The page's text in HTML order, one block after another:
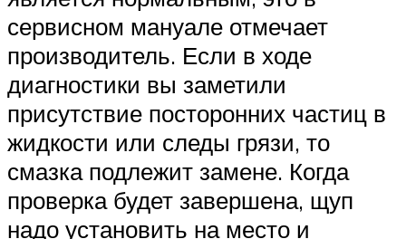
сервисном мануале отмечает
производитель. Если в ходе
диагностики вы заметили
присутствие посторонних частиц в
жидкости или следы грязи, то
смазка подлежит замене. Когда
проверка будет завершена, щуп
надо установить на место и